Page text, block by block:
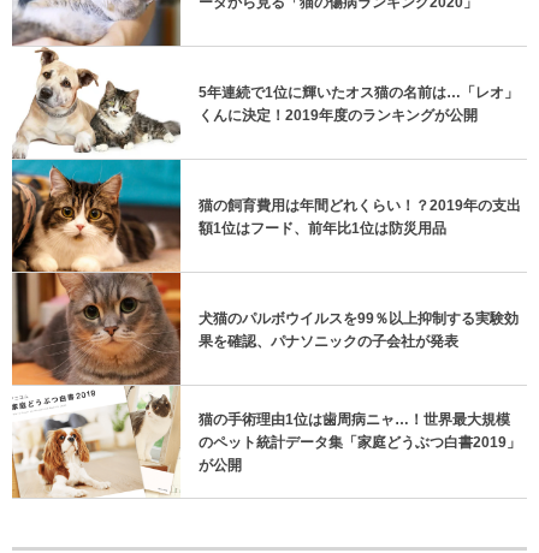
5年連続で1位に輝いたオス猫の名前は…「レオ」
くんに決定！2019年度のランキングが公開
猫の飼育費用は年間どれくらい！？2019年の支出
額1位はフード、前年比1位は防災用品
犬猫のパルボウイルスを99％以上抑制する実験効
果を確認、パナソニックの子会社が発表
猫の手術理由1位は歯周病ニャ…！世界最大規模
のペット統計データ集「家庭どうぶつ白書2019」
が公開